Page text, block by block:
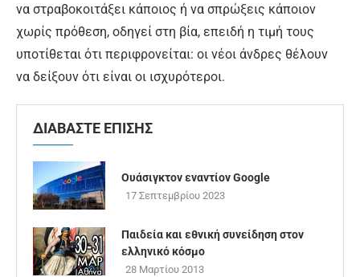
να στραβοκοιτάξει κάποιος ή να σπρώξεις κάποιον
χωρίς πρόθεση, οδηγεί στη βία, επειδή η τιμή τους
υποτίθεται ότι περιφρονείται: οι νέοι άνδρες θέλουν
να δείξουν ότι είναι οι ισχυρότεροι.
ΔΙΑΒΑΣΤΕ ΕΠΙΣΗΣ
Ουάσιγκτον εναντίον Google
17 Σεπτεμβρίου 2023
Παιδεία και εθνική συνείδηση στον
ελληνικό κόσμο
28 Μαρτίου 2013